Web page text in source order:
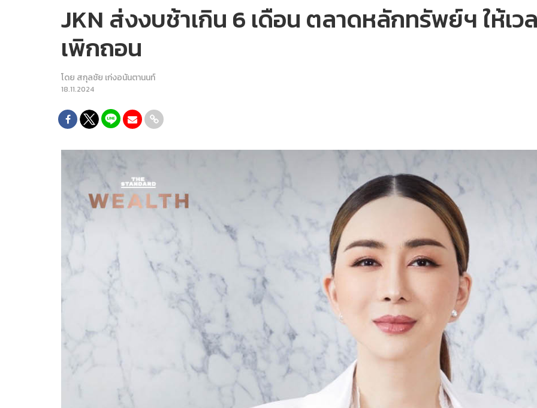
JKN ส่งงบช้าเกิน 6 เดือน ตลาดหลักทรัพย์ฯ ให้เว
เพิกถอน
โดย สกุลชัย เก่งอนันตานนท์
18.11.2024